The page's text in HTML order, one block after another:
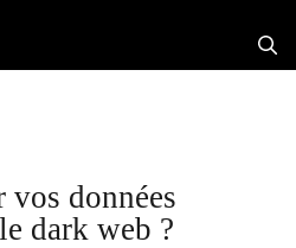
vos données
dark web ?